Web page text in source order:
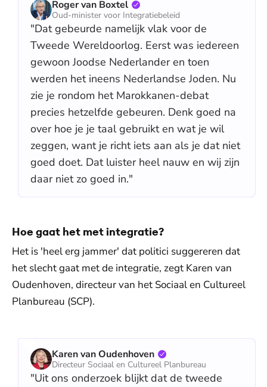
Roger van Boxtel
Oud-minister voor Integratiebeleid
"Dat gebeurde namelijk vlak voor de
Tweede Wereldoorlog. Eerst was iedereen
gewoon Joodse Nederlander en toen
werden het ineens Nederlandse Joden. Nu
zie je rondom het Marokkanen-debat
precies hetzelfde gebeuren. Denk goed na
over hoe je je taal gebruikt en wat je wil
zeggen, want je richt iets aan als je dat niet
goed doet. Dat luister heel nauw en wij zijn
daar niet zo goed in."
Hoe gaat het met integratie?
Het is 'heel erg jammer' dat politici suggereren dat
het slecht gaat met de integratie, zegt Karen van
Oudenhoven, directeur van het Sociaal en Cultureel
Planbureau (SCP).
Karen van Oudenhoven
Directeur Sociaal en Cultureel Planbureau
"Uit ons onderzoek blijkt dat de tweede